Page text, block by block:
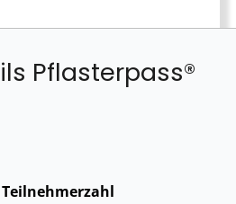
Pflasterpass®